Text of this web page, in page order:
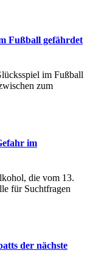
Fußball gefährdet
im Fußball
zum
im
die vom 13.
für Suchtfragen
der nächste